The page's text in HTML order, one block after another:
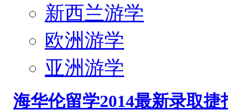
新西兰游学
欧洲游学
亚洲游学
海华伦留学2014最新录取捷